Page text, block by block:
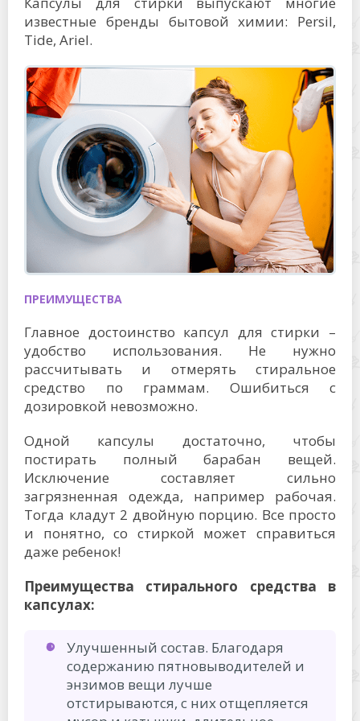
известные бренды бытовой химии: Persil,
Tide, Ariel.
ПРЕИМУЩЕСТВА
Главное достоинство капсул для стирки –
удобство использования. Не нужно
рассчитывать и отмерять стиральное
средство по граммам. Ошибиться с
дозировкой невозможно.
Одной капсулы достаточно, чтобы
постирать полный барабан вещей.
Исключение составляет сильно
загрязненная одежда, например рабочая.
Тогда кладут 2 двойную порцию. Все просто
и понятно, со стиркой может справиться
даже ребенок!
Преимущества стирального средства в
капсулах:
Улучшенный состав. Благодаря
содержанию пятновыводителей и
энзимов вещи лучше
отстирываются, с них отщепляется